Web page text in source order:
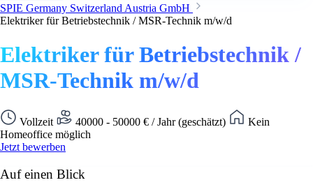
SPIE Germany Switzerland Austria GmbH
Elektriker für Betriebstechnik / MSR-Technik m/w/d
Elektriker für Betriebstechnik /
MSR-Technik m/w/d
Vollzeit 40000 - 50000 € / Jahr (geschätzt)
Kein
Homeoffice möglich
Jetzt bewerben
Auf einen Blick